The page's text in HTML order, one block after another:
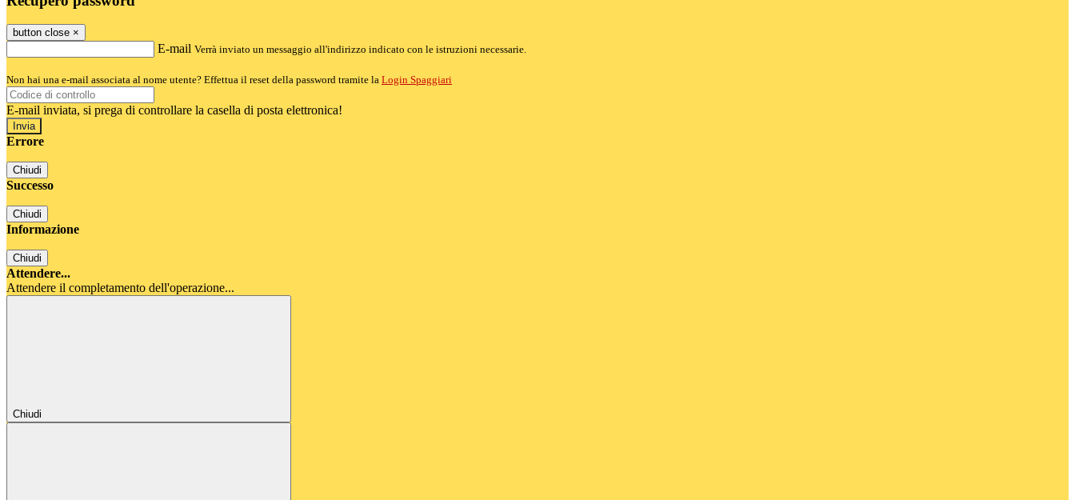
button close ×
E-mail Verrà inviato un messaggio all'indirizzo indicato con le istruzioni necessarie.
Non hai una e-mail associata al nome utente? Effettua il reset della password tramite la Login Spaggiari
E-mail inviata, si prega di controllare la casella di posta elettronica!
Errore
Chiudi
Successo
Chiudi
Informazione
Chiudi
Attendere...
Attendere il completamento dell'operazione...
Chiudi